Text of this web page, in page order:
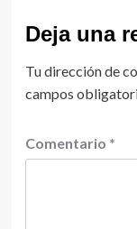
Deja una
Tu dirección de
campos
Comentario *